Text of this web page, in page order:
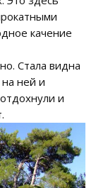
качение
Стала видна
ней и
и